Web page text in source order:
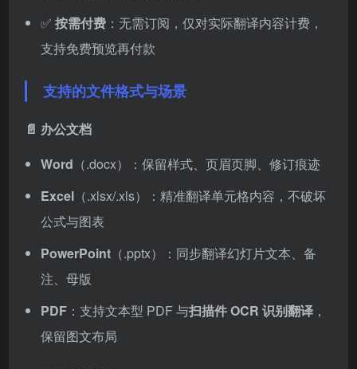
✅ 按需付费 ：无需订阅，仅对实际翻译内容计费，
支持免费预览再付款
支持的文件格式与场景
📄 办公文档
Word （.docx）：保留样式、页眉页脚、修订痕迹
Excel （.xlsx/.xls）：精准翻译单元格内容，不破坏
公式与图表
PowerPoint （.pptx）：同步翻译幻灯片文本、备
注、母版
PDF ：支持文本型 PDF 与扫描件 OCR 识别翻译 ，
保留图文布局